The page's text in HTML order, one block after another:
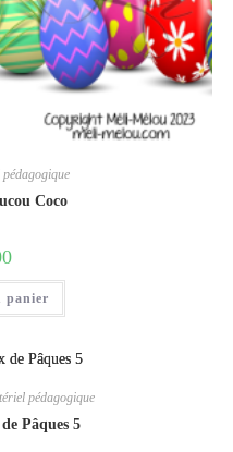
Coco
panier
pédagogique
Pâques 5